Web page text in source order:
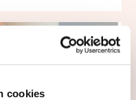
cookies